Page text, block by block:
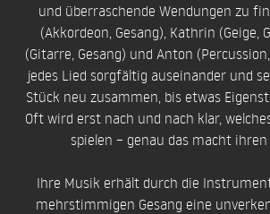
und überraschende Wendungen zu
(Akkordeon, Gesang), Kathrin (Geige,
(Gitarre, Gesang) und Anton
jedes Lied sorgfältig auseinander und
Stück neu zusammen, bis etwas
Oft wird erst nach und nach klar,
spielen – genau das macht ihren
Ihre Musik erhält durch die
mehrstimmigen Gesang eine